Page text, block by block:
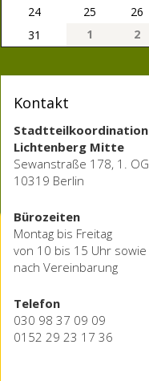
24
25 26
31
1 2
Kontakt
Stadtteilkoordination
Lichtenberg Mitte
Sewanstraße 178, 1. OG
10319 Berlin
Bürozeiten
Montag bis Freitag
von 10 bis 15 Uhr sowie
nach Vereinbarung
Telefon
030 98 37 09 09
0152 29 23 17 36